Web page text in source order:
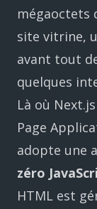
mégaoctets
site vitrine,
avant tout
quelques
Là où
Page
adopte une
zéro
HTML est